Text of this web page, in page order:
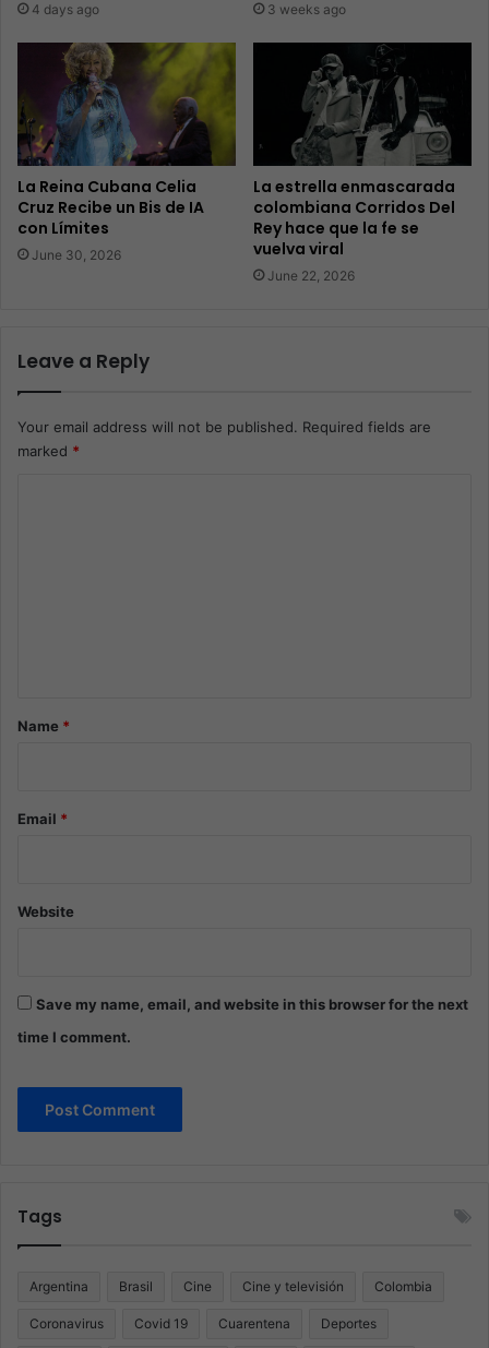
4 days ago 3 weeks ago
La Reina Cubana Celia
Cruz Recibe un Bis de IA
con Límites
June 30, 2026
La estrella enmascarada
colombiana Corridos Del
Rey hace que la fe se
vuelva viral
June 22, 2026
Leave a Reply
Your email address will not be published. Required fields are
marked *
*Name *
Email *
Website
Save my name, email, and website in this browser for the next
time I comment.
Tags
Argentina Brasil Cine Cine y televisión Colombia
Coronavirus Covid 19 Cuarentena Deportes